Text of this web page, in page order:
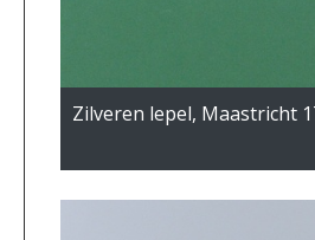
Zilveren lepel, Maastricht